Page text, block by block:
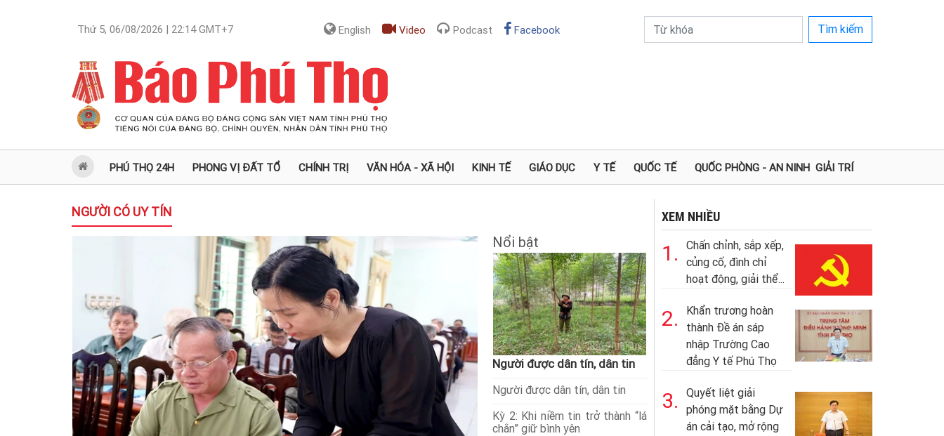
Thứ 5, 06/08/2026 | 22:14GMT+7 English Video Podcast Facebook Tìm kiếm
PHÚ THỌ 24H PHONG VỊ ĐẤT TỔ CHÍNH TRỊ VĂN HÓA - XÃ HỘI KINH TẾ GIÁO DỤC Y TẾ QUỐC TẾ QUỐC PHÒNG - AN NINH GIẢI TRÍ
NGƯỜI CÓ UY TÍN
Nổi bật
Người được dân tín, dân tin
Người được dân tín, dân tin
Kỳ 2: Khi niềm tin trở thành “lá
chắn” giữ bình yên
XEM NHIỀU
1.
Chấn chỉnh, sắp xếp,
củng cố, đình chỉ
hoạt động, giải thể...
2.
Khẩn trương hoàn
thành Đề án sáp
nhập Trường Cao
đẳng Y tế Phú Thọ
3.
Quyết liệt giải
phóng mặt bằng Dự
án cải tạo, mở rộng